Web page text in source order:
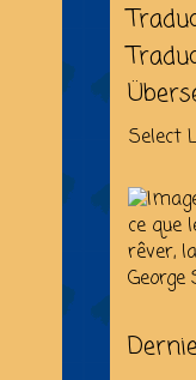
Select
ce que
rêver,